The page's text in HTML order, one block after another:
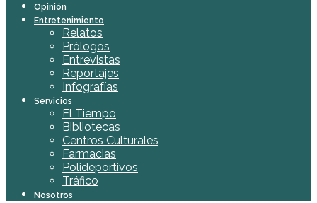
Opinión
Entretenimiento
Relatos
Prólogos
Entrevistas
Reportajes
Infografías
Servicios
El Tiempo
Bibliotecas
Centros Culturales
Farmacias
Polideportivos
Tráfico
Nosotros